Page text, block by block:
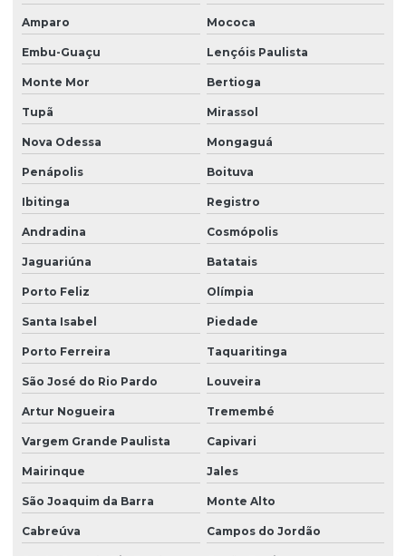
Limpeza fachada orçamento
Limpeza de fachada preço
Limpeza de fachada predial
Limpeza de fachada predial preço
Limpeza de fachada predial vidros
Limpeza de fachadas
Limpeza de fachadas de prédios
Limpeza de fachadas de vidro
Limpeza e manutenção predial terceirizada
Limpeza predial terceirizada
Limpeza profissional em empresas
Limpeza profissional de piso
Limpeza profissional de pisos
Amparo Mococa
Embu-Guaçu Lençóis Paulista
Monte Mor Bertioga
Tupã Mirassol
Nova Odessa Mongaguá
Penápolis Boituva
Ibitinga Registro
Andradina Cosmópolis
Jaguariúna Batatais
Porto Feliz Olímpia
Santa Isabel Piedade
Porto Ferreira Taquaritinga
São José do Rio Pardo Louveira
Artur Nogueira Tremembé
Vargem Grande Paulista Capivari
Mairinque Jales
São Joaquim da Barra Monte Alto
Cabreúva Campos do Jordão